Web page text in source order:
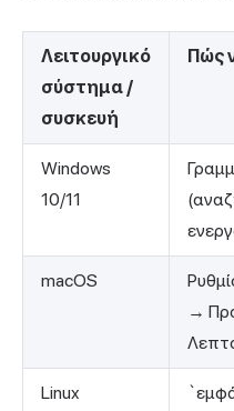
Λειτουργικό
σύστημα /
συσκευή
Πώς
Windows
10/11
macOS
→
Linux